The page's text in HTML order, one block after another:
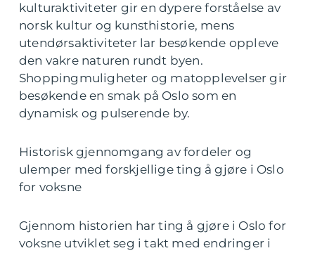
kulturaktiviteter gir en dypere forståelse av
norsk kultur og kunsthistorie, mens
utendørsaktiviteter lar besøkende oppleve
den vakre naturen rundt byen.
Shoppingmuligheter og matopplevelser gir
besøkende en smak på Oslo som en
dynamisk og pulserende by.
Historisk gjennomgang av fordeler og
ulemper med forskjellige ting å gjøre i Oslo
for voksne
Gjennom historien har ting å gjøre i Oslo for
voksne utviklet seg i takt med endringer i